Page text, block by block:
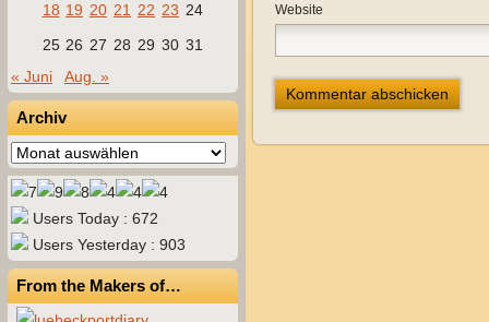
18 19 20 21 22 23 24
25 26 27 28 29 30 31
« Juni
Aug. »
Archiv
Archiv
Users Today : 672
Users Yesterday : 903
From the Makers of…
Website